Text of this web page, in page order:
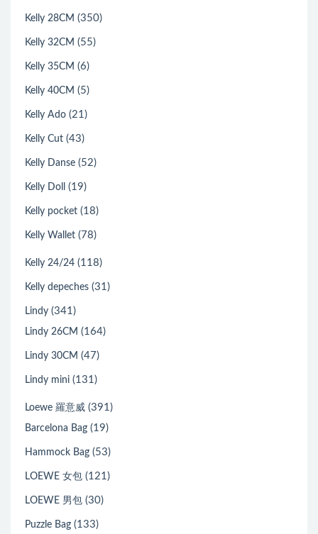
Kelly 28CM (350)
Kelly 32CM (55)
Kelly 35CM (6)
Kelly 40CM (5)
Kelly Ado (21)
Kelly Cut (43)
Kelly Danse (52)
Kelly Doll (19)
Kelly pocket (18)
Kelly Wallet (78)
Kelly 24/24 (118)
Kelly depeches (31)
Lindy (341)
Lindy 26CM (164)
Lindy 30CM (47)
Lindy mini (131)
Loewe 羅意威 (391)
Barcelona Bag (19)
Hammock Bag (53)
LOEWE 女包 (121)
LOEWE 男包 (30)
Puzzle Bag (133)